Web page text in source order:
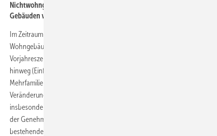
Nichtwohngebäuden inklusive Baumaßnahmen an bestehenden
Gebäuden von 2010 bis Mai 2021.
Im Zeitraum Januar bis Mai 2021 wurden in neu zu errichtenden
Wohngebäuden 10,7 % mehr Wohnungen genehmigt als im
Vorjahreszeitraum. Dieses Plus zieht sich über fast alle Gebäudearten
hinweg (Einfamilienhäuser: + 14,5 %, Zweifamilienhäuser: + 43,6 %,
Mehrfamilienhäuser: + 5,6 %, Wohnheime: − 6,1 %). Die positiven
Veränderungsraten für Ein- und Zweifamilienhäuser sind
insbesondere auf das starke März-Ergebnis zurückzuführen. Die Zahl
der Genehmigungen für Wohnungen, die durch Baumaßnahmen an
bestehenden Gebäuden entstehen, ist um 13,9 % gestiegen. ■